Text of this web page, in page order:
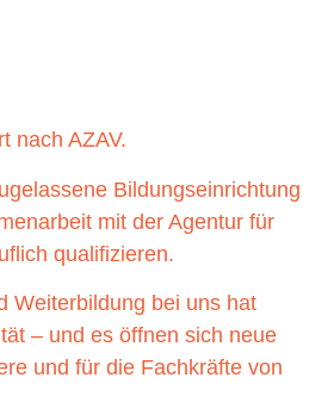
nach AZAV.
Bildungseinrichtung
mit der Agentur für
qualifizieren.
Weiterbildung bei uns hat
– und es öffnen sich neue
und für die Fachkräfte von